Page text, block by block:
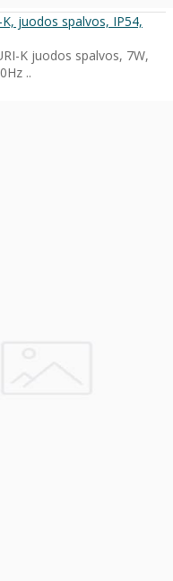
K, juodos spalvos, IP54,
K juodos spalvos, 7W,
..